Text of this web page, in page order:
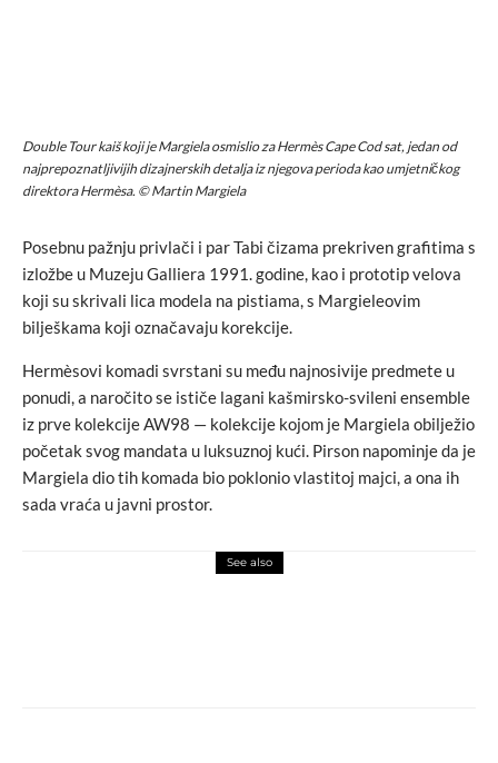
Double Tourkaiš koji je Margiela osmislio za Hermès Cape Cod sat, jedan od
najprepoznatljivijih dizajnerskih detalja iz njegova perioda kao umjetničkog
direktora Hermèsa. © Martin Margiela
Posebnu pažnju privlači i par Tabi čizama prekriven grafitima s
izložbe u Muzeju Galliera 1991. godine, kao i prototip velova
koji su skrivali lica modela na pistiama, s Margieleovim
bilješkama koji označavaju korekcije.
Hermèsovi komadi svrstani su među najnosivije predmete u
ponudi, a naročito se ističe lagani kašmirsko-svileni ensemble
iz prve kolekcije AW98 — kolekcije kojom je Margiela obilježio
početak svog mandata u luksuznoj kući. Pirson napominje da je
Margiela dio tih komada bio poklonio vlastitoj majci, a ona ih
sada vraća u javni prostor.
See also